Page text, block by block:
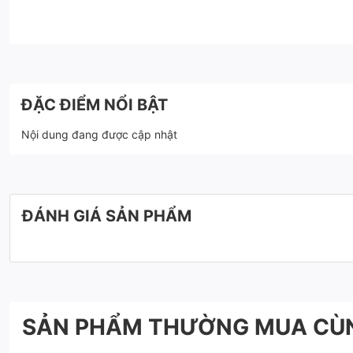
ĐẶC ĐIỂM NỔI BẬT
Nội dung đang được cập nhật
ĐÁNH GIÁ SẢN PHẨM
SẢN PHẨM THƯỜNG MUA